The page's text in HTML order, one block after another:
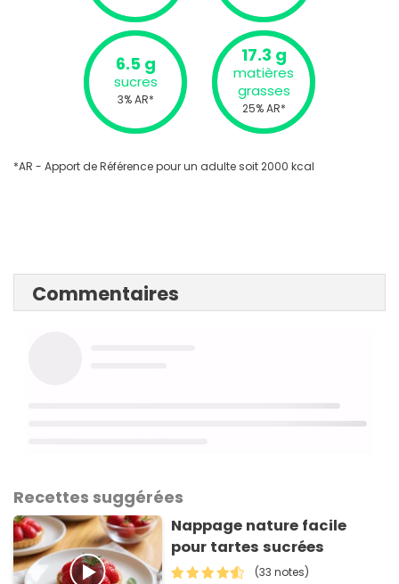
6.5 g
sucres
3% AR*
17.3 g
matières
grasses
25% AR*
*AR - Apport de Référence pour un adulte soit 2000 kcal
Commentaires
Recettes suggérées
Nappage nature facile
pour tartes sucrées
(33 notes)